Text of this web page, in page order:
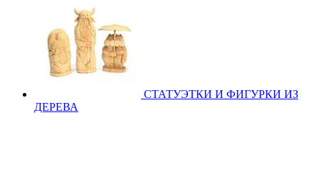
СТАТУЭТКИ И ФИГУРКИ ИЗ
ДЕРЕВА